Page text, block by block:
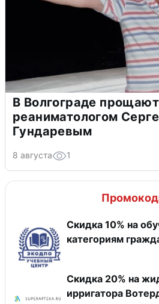
В Волгограде
реаниматологом
Гундаревым
8 августа 1
Скидка 10% на
категориям
Скидка 20% на
ирригатора